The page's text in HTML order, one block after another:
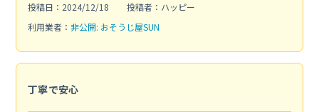
投稿日：2024/12/18
投稿者：ハッピー
利用業者： 非公開: おそうじ屋SUN
丁寧で安心